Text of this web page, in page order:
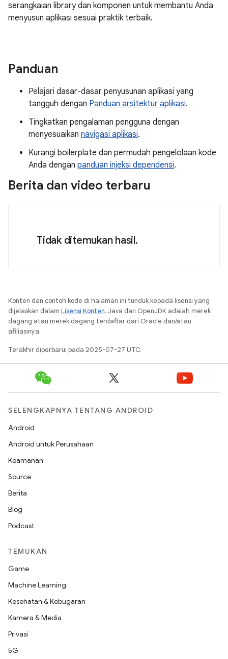
serangkaian library dan komponen untuk membantu Anda
menyusun aplikasi sesuai praktik terbaik.
Panduan
Pelajari dasar-dasar penyusunan aplikasi yang
tangguh dengan Panduan arsitektur aplikasi.
Tingkatkan pengalaman pengguna dengan
menyesuaikan navigasi aplikasi.
Kurangi boilerplate dan permudah pengelolaan kode
Anda dengan panduan injeksi dependensi.
Berita dan video terbaru
Tidak ditemukan hasil.
Konten dan contoh kode di halaman ini tunduk kepada lisensi yang
dijelaskan dalam Lisensi Konten. Java dan OpenJDK adalah merek
dagang atau merek dagang terdaftar dari Oracle dan/atau
afiliasinya.
Terakhir diperbarui pada 2025-07-27 UTC.
SELENGKAPNYA TENTANG ANDROID
Android
Android untuk Perusahaan
Keamanan
Source
Berita
Blog
Podcast
TEMUKAN
Game
Machine Learning
Kesehatan & Kebugaran
Kamera & Media
Privasi
5G